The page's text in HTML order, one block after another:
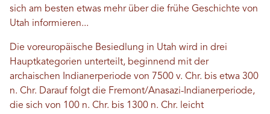
sich am besten etwas mehr über die frühe Geschichte von
Utah informieren...
Die voreuropäische Besiedlung in Utah wird in drei
Hauptkategorien unterteilt, beginnend mit der
archaischen Indianerperiode von 7500 v. Chr. bis etwa 300
n. Chr. Darauf folgt die Fremont/Anasazi-Indianerperiode,
die sich von 100 n. Chr. bis 1300 n. Chr. leicht